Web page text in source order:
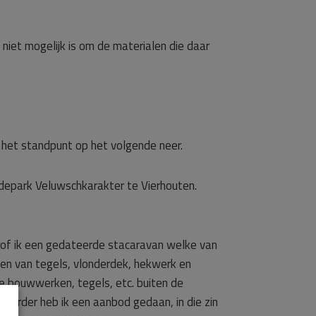
mogelijk is om de materialen die daar
standpunt op het volgende neer.
Veluwschkarakter te Vierhouten.
ik een gedateerde stacaravan welke van
van tegels, vlonderdek, hekwerk en
bouwwerken, tegels, etc. buiten de
heb ik een aanbod gedaan, in die zin